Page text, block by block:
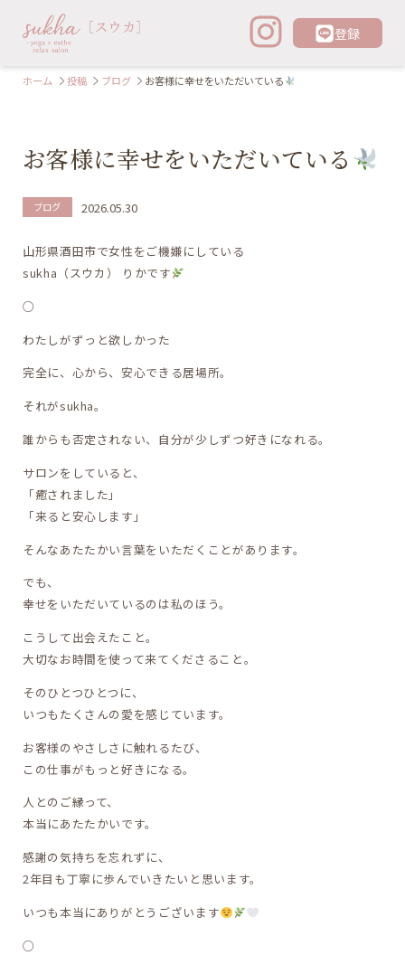
登録
ホーム 投稿 ブログ お客様に幸せをいただいている
お客様に幸せをいただいている
ブログ 2026.05.30
山形県酒田市で女性をご機嫌にしている
sukha（スウカ） りかです
○
わたしがずっと欲しかった
完全に、心から、安心できる居場所。
それがsukha。
誰からも否定されない、自分が少しずつ好きになれる。
サロンをしていると、
「癒されました」
「来ると安心します」
そんなあたたかい言葉をいただくことがあります。
でも、
幸せをいただいているのは私のほう。
こうして出会えたこと。
大切なお時間を使って来てくださること。
そのひとつひとつに、
いつもたくさんの愛を感じています。
お客様のやさしさに触れるたび、
この仕事がもっと好きになる。
人とのご縁って、
本当にあたたかいです。
感謝の気持ちを忘れずに、
2年目も丁寧に歩んでいきたいと思います。
いつも本当にありがとうございます
○